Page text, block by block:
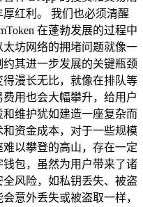
红利。 我们也必须清醒
在蓬勃发展的过程中
坊网络的拥堵问题就像一
其进一步发展的关键瓶颈
漫长无比，就像在排队等
用也会大幅攀升，给用户
维护犹如建造一座复杂而
资金成本，对于一些规模
以攀登的高山，存在一定
钱包，虽然为用户带来了诸
风险，如私钥丢失、被盗
意外丢失或被盗取一样，